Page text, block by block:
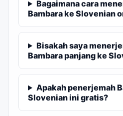
Bagaimana cara
Bambara ke Slovenian
Bisakah saya
Bambara panjang ke
Apakah penerjemah
Slovenian ini gratis?